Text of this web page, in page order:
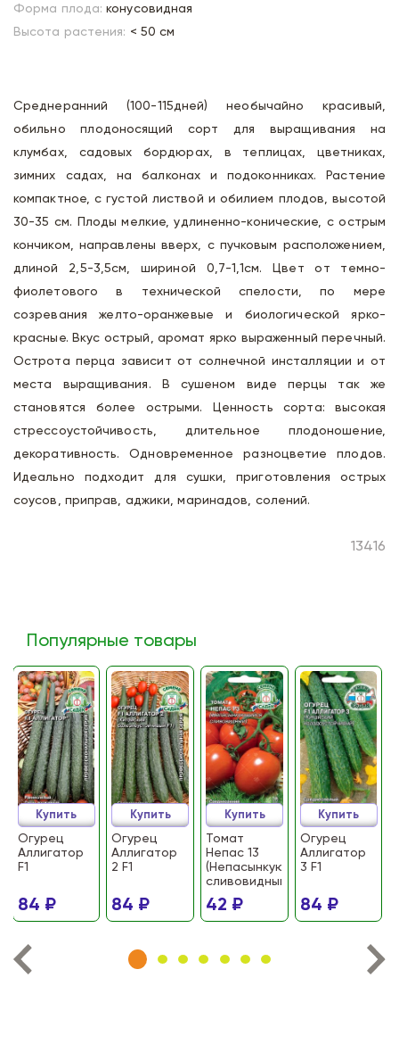
Форма плода: конусовидная
Высота растения: < 50 см
Среднеранний (100-115дней) необычайно красивый,
обильно плодоносящий сорт для выращивания на
клумбах, садовых бордюрах, в теплицах, цветниках,
зимних садах, на балконах и подоконниках. Растение
компактное, с густой листвой и обилием плодов, высотой
30-35 см. Плоды мелкие, удлиненно-конические, с острым
кончиком, направлены вверх, с пучковым расположением,
длиной 2,5-3,5см, шириной 0,7-1,1см. Цвет от темно-
фиолетового в технической спелости, по мере
созревания желто-оранжевые и биологической ярко-
красные. Вкус острый, аромат ярко выраженный перечный.
Острота перца зависит от солнечной инсталляции и от
места выращивания. В сушеном виде перцы так же
становятся более острыми. Ценность сорта: высокая
стрессоустойчивость, длительное плодоношение,
декоративность. Одновременное разноцветие плодов.
Идеально подходит для сушки, приготовления острых
соусов, приправ, аджики, маринадов, солений.
13416
Популярные товары
Огурец
Аллигатор
F1
84 ₽
Купить
Огурец
Аллигатор
2 F1
84 ₽
Купить
Томат
Непас 13
(Непасынкующийся
сливовидный)
42 ₽
Купить
Огурец
Аллигатор
3 F1
84 ₽
Купить